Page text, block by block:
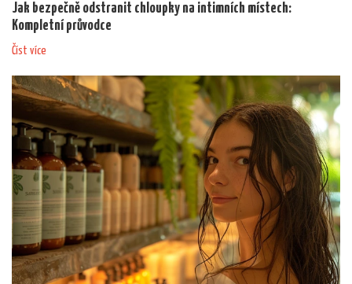
Jak bezpečně odstranit chloupky na intimních místech:
Kompletní průvodce
Číst více